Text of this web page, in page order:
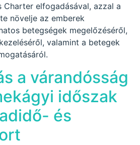
Charter elfogadásával, azzal a
növelje az emberek
betegségek megelőzéséről,
valamint a betegek
a várandósság
időszak
és